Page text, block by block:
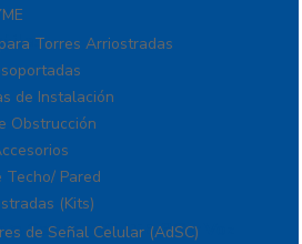
Torres Arriostradas
de Instalación
Obstrucción
Techo/ Pared
(Kits)
Celular 4G LTE, 3G y Voz
de Señal Celular (AdSC)